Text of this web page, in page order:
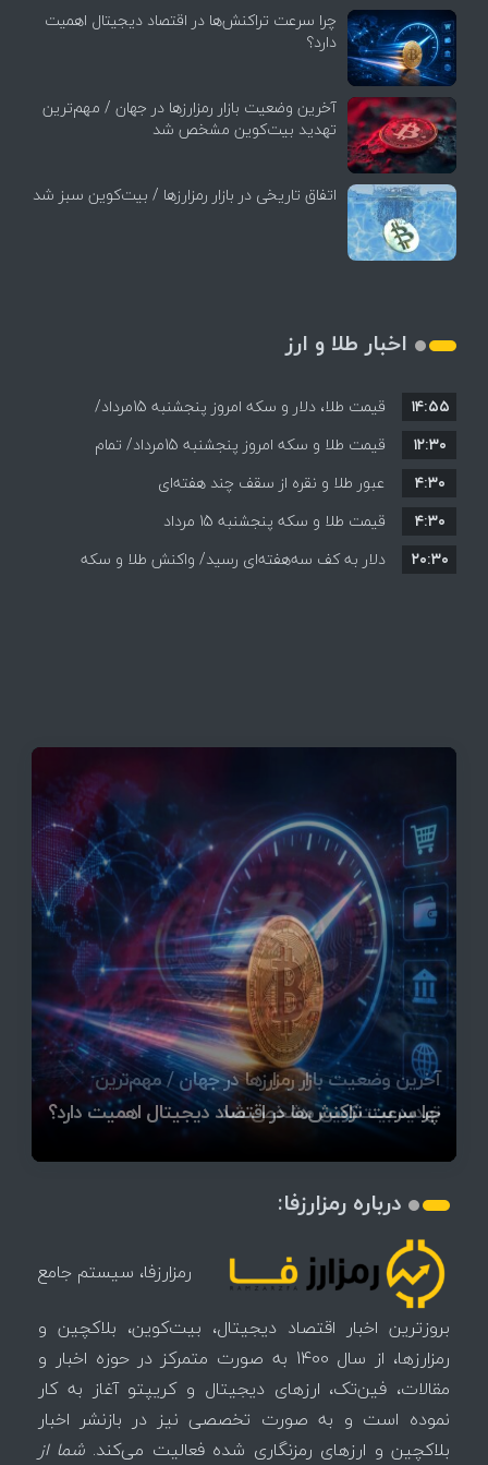
چرا سرعت تراکنش‌ها در اقتصاد دیجیتال اهمیت
دارد؟
آخرین وضعیت بازار رمزارزها در جهان / مهم‌ترین
تهدید بیت‌کوین مشخص شد
اتفاق تاریخی در بازار رمزارزها / بیت‌کوین سبز شد
اخبار طلا و ارز
قیمت طلا، دلار و سکه امروز پنجشنبه 15مرداد/
افزایش قیمت ها + جدول
۱۴:۵۵
قیمت طلا و سکه امروز پنجشنبه 15مرداد/ تمام
قیمت ها بر مدار افزایش + جدول
۱۲:۳۰
عبور طلا و نقره از سقف چند هفته‌ای
۴:۳۰
قیمت طلا و سکه پنجشنبه 15 مرداد
۴:۳۰
دلار به کف سه‌هفته‌ای رسید/ واکنش طلا و سکه
۲۰:۳۰
چرا سرعت تراکنش‌ها در اقتصاد دیجیتال اهمیت دارد؟
آخرین وضعیت بازار رمزارزها در جهان / مهم‌ترین
تهدید بیت‌کوین مشخص شد
اتفاق تاریخی در بازار رمزارزها / بیت‌کوین سبز شد
قیمت تتر، بیت‌کوین و اتریوم امروز دوشنبه ۵ مرداد
۱۴۰۵ | بیت‌کوین این مرز را از دست بدهد، همه‌چیز
تغییر می‌کند
رقابت پنهان دولت‌ها بر سر بیت‌کوین/ ۱۰ کشور برتر
کدامند؟
اتفاق مهم در بازار رمزارزها / بیت‌کوین وارد فاز تازه شد
تازه‌ترین رسوایی ارز دیجیتال؛ شکایت میلیاردی روی
میز / ۶۲۲ بیت‌کوین کجا رفت؟
بحران بدهی شرکت‌ها و خطر فروش اجباری میلیاردها
دلار بیت‌کوین
درباره رمزارزفا:
رمزارزفا، سیستم جامع
بروزترین اخبار اقتصاد دیجیتال، بیت‌کوین، بلاکچین و
رمزارزها، از سال 1400 به صورت متمرکز در حوزه اخبار و
مقالات، فین‌تک، ارزهای‌ دیجیتال و کریپتو آغاز به کار
نموده است و به صورت تخصصی نیز در بازنشر اخبار
بلاکچین و ارزهای رمزنگاری شده فعالیت می‌کند.شما از